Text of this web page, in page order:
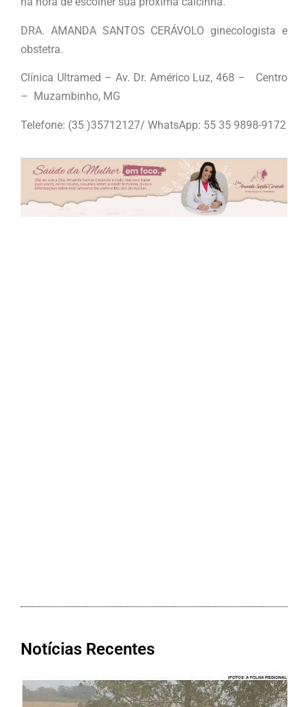
DRA. AMANDA SANTOS CERÁVOLO ginecologista e
obstetra.
Clínica Ultramed – Av. Dr. Américo Luz, 468 – Centro
– Muzambinho, MG
Telefone: (35 )35712127/ WhatsApp: 55 35 9898-9172
Notícias Recentes